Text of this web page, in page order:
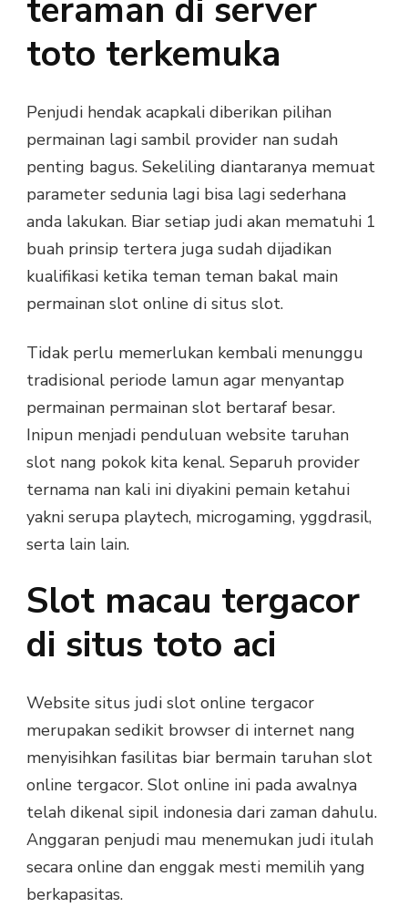
teraman di server
toto terkemuka
Penjudi hendak acapkali diberikan pilihan
permainan lagi sambil provider nan sudah
penting bagus. Sekeliling diantaranya memuat
parameter sedunia lagi bisa lagi sederhana
anda lakukan. Biar setiap judi akan mematuhi 1
buah prinsip tertera juga sudah dijadikan
kualifikasi ketika teman teman bakal main
permainan slot online di situs slot.
Tidak perlu memerlukan kembali menunggu
tradisional periode lamun agar menyantap
permainan permainan slot bertaraf besar.
Inipun menjadi penduluan website taruhan
slot nang pokok kita kenal. Separuh provider
ternama nan kali ini diyakini pemain ketahui
yakni serupa playtech, microgaming, yggdrasil,
serta lain lain.
Slot macau tergacor
di situs toto aci
Website situs judi slot online tergacor
merupakan sedikit browser di internet nang
menyisihkan fasilitas biar bermain taruhan slot
online tergacor. Slot online ini pada awalnya
telah dikenal sipil indonesia dari zaman dahulu.
Anggaran penjudi mau menemukan judi itulah
secara online dan enggak mesti memilih yang
berkapasitas.